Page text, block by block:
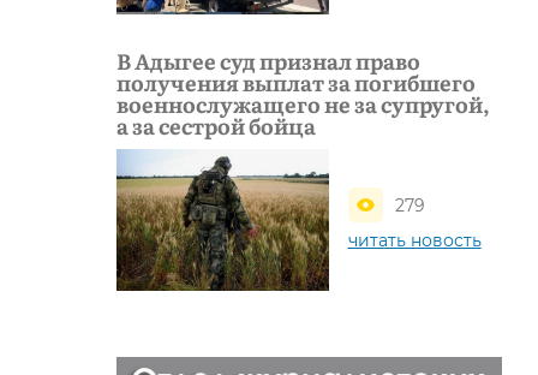
В Адыгее суд признал право
получения выплат за погибшего
военнослужащего не за супругой,
а за сестрой бойца
279
читать новость